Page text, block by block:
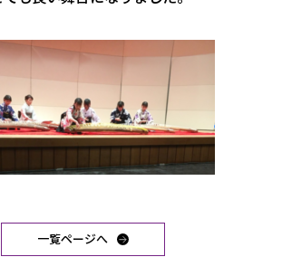
一覧ページへ